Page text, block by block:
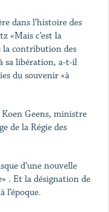
dans l’histoire des
«Mais c’est la
la contribution des
sa libération, a-t-il
du souvenir «à
Geens, ministre
de la Régie des
d’une nouvelle
. Et la désignation de
l’époque.